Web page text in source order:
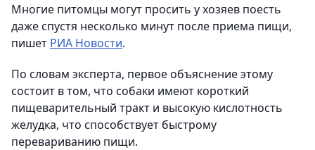
Многие питомцы могут просить у хозяев поесть
даже спустя несколько минут после приема пищи,
пишет РИА Новости.
По словам эксперта, первое объяснение этому
состоит в том, что собаки имеют короткий
пищеварительный тракт и высокую кислотность
желудка, что способствует быстрому
перевариванию пищи.